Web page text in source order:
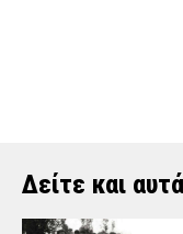
Δείτε και αυτά